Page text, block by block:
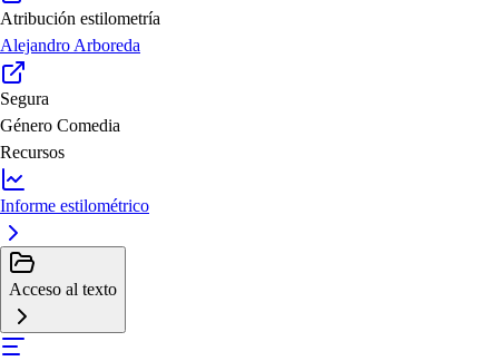
Atribución estilometría
Alejandro Arboreda
Segura
Género Comedia
Recursos
Informe estilométrico
Acceso al texto